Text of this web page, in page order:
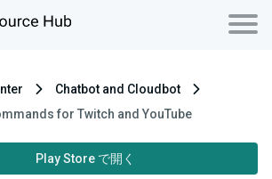
Chatbot and Cloudbot
for Twitch and YouTube
Play Store で開く